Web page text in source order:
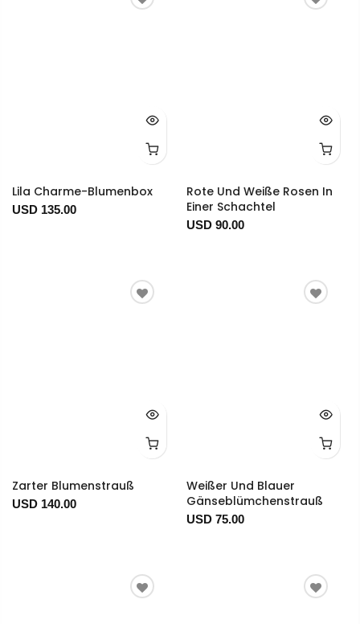
Lila Charme-Blumenbox
USD 135.00
Rote Und Weiße Rosen In
Einer Schachtel
USD 90.00
Zarter Blumenstrauß
USD 140.00
Weißer Und Blauer
Gänseblümchenstrauß
USD 75.00